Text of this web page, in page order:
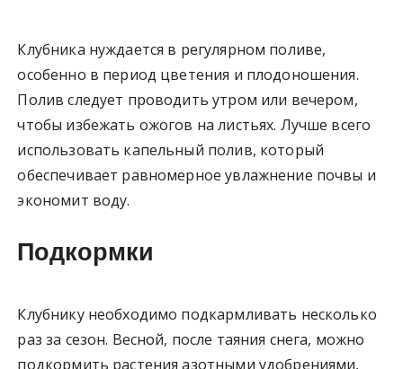
Клубника нуждается в регулярном поливе,
особенно в период цветения и плодоношения.
Полив следует проводить утром или вечером,
чтобы избежать ожогов на листьях. Лучше всего
использовать капельный полив, который
обеспечивает равномерное увлажнение почвы и
экономит воду.
Подкормки
Клубнику необходимо подкармливать несколько
раз за сезон. Весной, после таяния снега, можно
подкормить растения азотными удобрениями,